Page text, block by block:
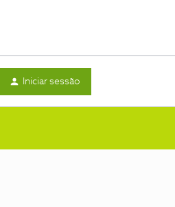
Iniciar sessão